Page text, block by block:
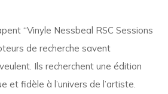
“Vinyle Nessbeal RSC Sessions
de recherche savent
Ils recherchent une édition
et fidèle à l’univers de l’artiste.